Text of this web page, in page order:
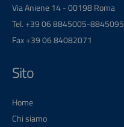
Via Aniene 14 - 00198 Roma
Tel. +39 06 8845005-8845095
Fax +39 06 84082071
Sito
Home
Chi siamo